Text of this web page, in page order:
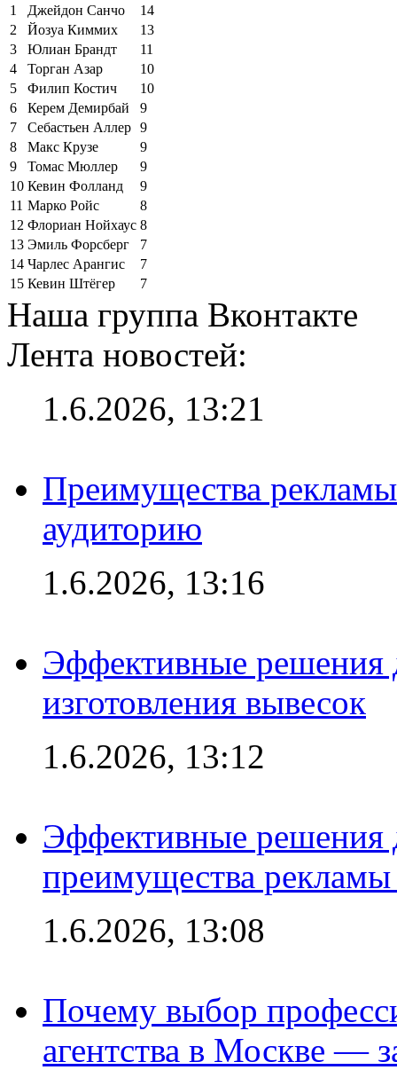
1
Джейдон Санчо
14
2
Йозуа Киммих
13
3
Юлиан Брандт
11
4
Торган Азар
10
5
Филип Костич
10
6
Керем Демирбай
9
7
Себастьен Аллер 9
8
Макс Крузе
9
9
Томас Мюллер
9
10 Кевин Фолланд
9
11 Марко Ройс
8
12 Флориан Нойхаус 8
13 Эмиль Форсберг
7
14 Чарлес Арангис
7
15 Кевин Штёгер 7
Наша группа Вконтакте
Лента новостей:
1.6.2026, 13:21
Преимущества
аудиторию
1.6.2026, 13:16
Эффективные решения
изготовления вывесок
1.6.2026, 13:12
Эффективные решения
преимущества рекламы
1.6.2026, 13:08
Почему выбор
агентства в Москве —